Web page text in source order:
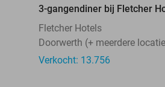
3-gangendiner bij Fletcher
Fletcher Hotels
Doorwerth (+ meerdere
Verkocht: 13.756